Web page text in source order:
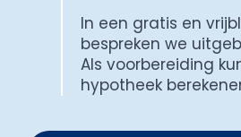
In een gratis en
bespreken we
Als voorbereiding
hypotheek